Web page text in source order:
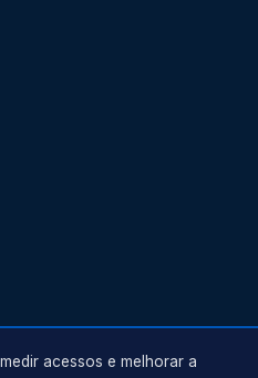
acessos e melhorar a